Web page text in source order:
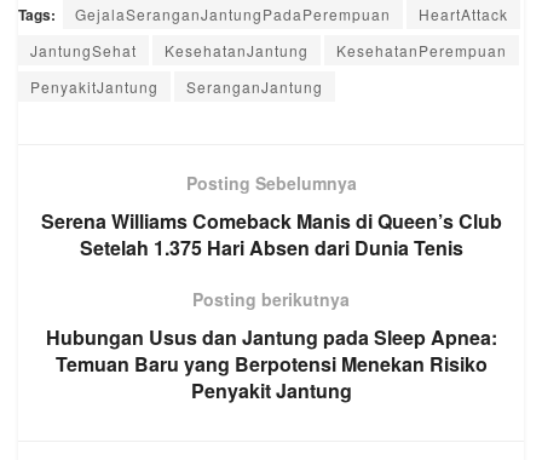
Tags: GejalaSeranganJantungPadaPerempuan
HeartAttack
JantungSehat
KesehatanJantung
KesehatanPerempuan
PenyakitJantung
SeranganJantung
Posting Sebelumnya
Serena Williams Comeback Manis di Queen’s Club
Setelah 1.375 Hari Absen dari Dunia Tenis
Posting berikutnya
Hubungan Usus dan Jantung pada Sleep Apnea:
Temuan Baru yang Berpotensi Menekan Risiko
Penyakit Jantung